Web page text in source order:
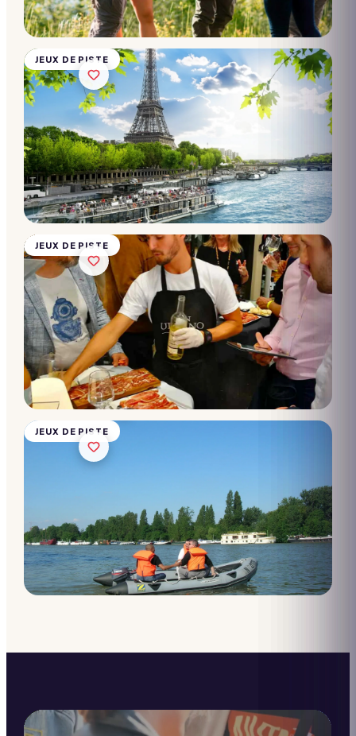
JEUX DE PISTE
10 → 2 000
participants
Dès
JEUX DE PISTE
Rallye
Gourmand
10 → 2 000
participants
Dès
JEUX DE PISTE
Rallye
Zodiac
10 → 2 000
participants
Dès